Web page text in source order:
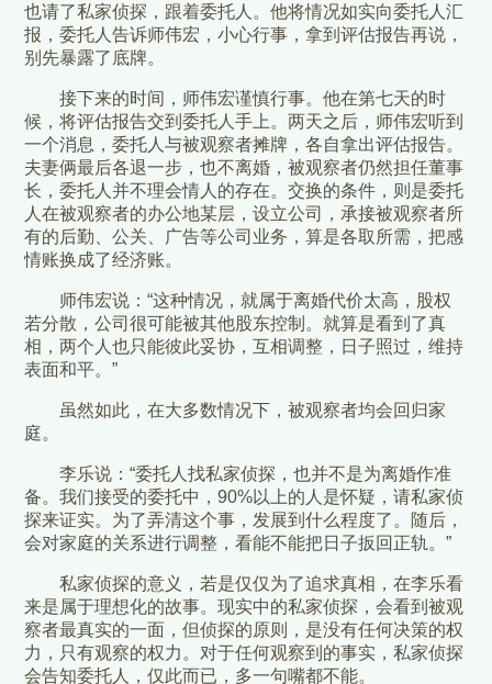
也请了私家侦探，跟着委托人。他将情况如实向委托人汇
报，委托人告诉师伟宏，小心行事，拿到评估报告再说，
别先暴露了底牌。
接下来的时间，师伟宏谨慎行事。他在第七天的时
候，将评估报告交到委托人手上。两天之后，师伟宏听到
一个消息，委托人与被观察者摊牌，各自拿出评估报告。
夫妻俩最后各退一步，也不离婚，被观察者仍然担任董事
长，委托人并不理会情人的存在。交换的条件，则是委托
人在被观察者的办公地某层，设立公司，承接被观察者所
有的后勤、公关、广告等公司业务，算是各取所需，把感
情账换成了经济账。
师伟宏说：“这种情况，就属于离婚代价太高，股权
若分散，公司很可能被其他股东控制。就算是看到了真
相，两个人也只能彼此妥协，互相调整，日子照过，维持
表面和平。”
虽然如此，在大多数情况下，被观察者均会回归家
庭。
李乐说：“委托人找私家侦探，也并不是为离婚作准
备。我们接受的委托中，90%以上的人是怀疑，请私家侦
探来证实。为了弄清这个事，发展到什么程度了。随后，
会对家庭的关系进行调整，看能不能把日子扳回正轨。”
私家侦探的意义，若是仅仅为了追求真相，在李乐看
来是属于理想化的故事。现实中的私家侦探，会看到被观
察者最真实的一面，但侦探的原则，是没有任何决策的权
力，只有观察的权力。对于任何观察到的事实，私家侦探
会告知委托人，仅此而已，多一句嘴都不能。